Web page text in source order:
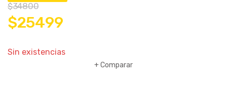
$34800
El
precio
$25499El
precio
actual
Sin existencias
Comparar